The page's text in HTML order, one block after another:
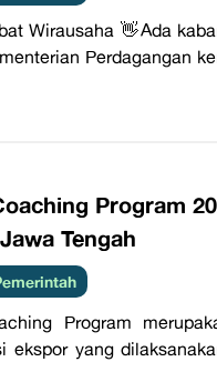
Wirausaha 👋Ada
Perdagangan
Program
Tengah
Program
ekspor yang